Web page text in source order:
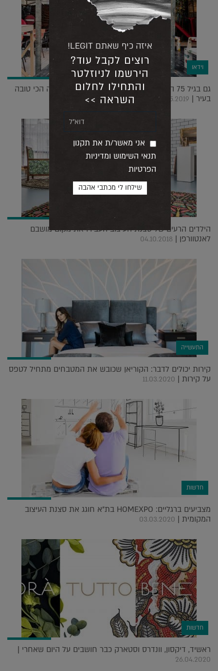
וידאו
גם בגיל 75 הצליחה רוסנה אורלנדי לייצר את ההצגה הכי טובה
בעיר | 19.05.2019
הילדים הרעים של סצנת העיצוב העבירו את מקום מושבם
לאנטוורפן | 04.10.2018
התעשייה
קירות יכולים לדבר: הקוריאן שכובש את המטבחים מתחיל לטפס
על קירות | 11.03.2020
חדשות
מצביעים ברגליים: HOMEXPO בת"א חוגג את סצנת העיצוב
המקומית | 03.03.2020
חדשות
ראשיד, דיקסון, וונדרס וסטארק כבר חושבים על היום שאחרי |
26.04.2020
איזה כיף שאתם LEGIT!
רוצים לקבל עוד?
הירשמו לניוזלטר
והתחילו לחלום
השראה >>
אני מאשר/ת את תקנון
תנאי השימוש ומדיניות
הפרטיות